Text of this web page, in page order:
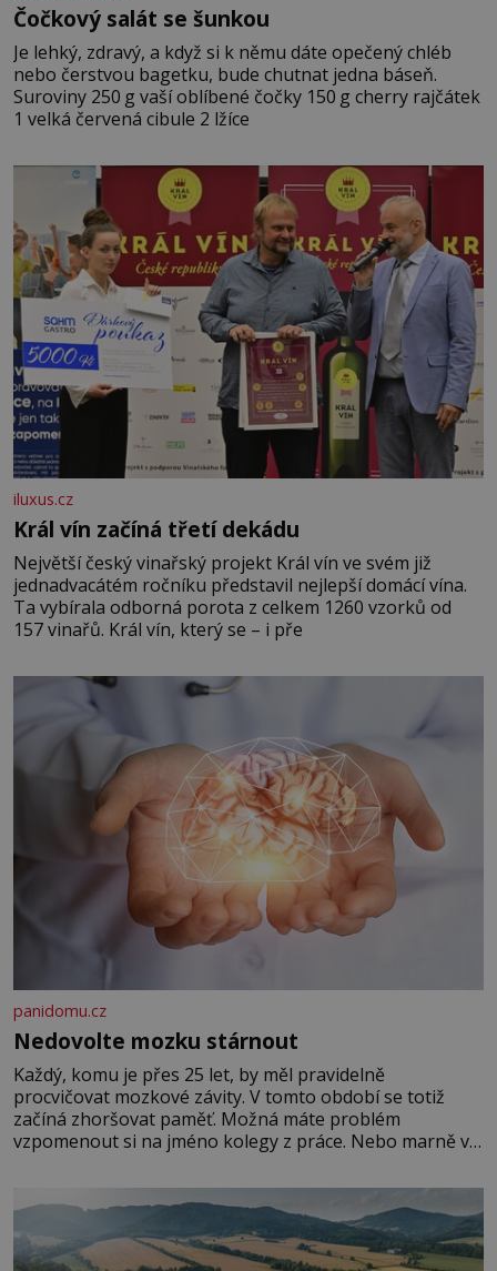
Čočkový salát se šunkou
Je lehký, zdravý, a když si k němu dáte opečený chléb
nebo čerstvou bagetku, bude chutnat jedna báseň.
Suroviny 250 g vaší oblíbené čočky 150 g cherry rajčátek
1 velká červená cibule 2 lžíce
iluxus.cz
Král vín začíná třetí dekádu
Největší český vinařský projekt Král vín ve svém již
jednadvacátém ročníku představil nejlepší domácí vína.
Ta vybírala odborná porota z celkem 1260 vzorků od
157 vinařů. Král vín, který se – i pře
panidomu.cz
Nedovolte mozku stárnout
Každý, komu je přes 25 let, by měl pravidelně
procvičovat mozkové závity. V tomto období se totiž
začíná zhoršovat paměť. Možná máte problém
vzpomenout si na jméno kolegy z práce. Nebo marně v
Je to opravdu tak, s věkem jako kdyby se paměť
rozhodla stávkovat. Cvičte